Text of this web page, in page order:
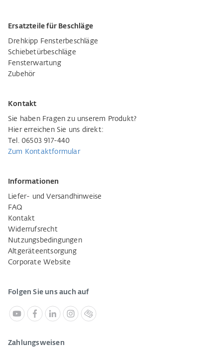
Ersatzteile für Beschläge
Drehkipp Fensterbeschläge
Schiebetürbeschläge
Fensterwartung
Zubehör
Kontakt
Sie haben Fragen zu unserem Produkt?
Hier erreichen Sie uns direkt:
Tel. 06503 917-440
Zum Kontaktformular
Informationen
Liefer- und Versandhinweise
FAQ
Kontakt
Widerrufsrecht
Nutzungsbedingungen
Altgeräteentsorgung
Corporate Website
Folgen Sie uns auch auf
Zahlungsweisen